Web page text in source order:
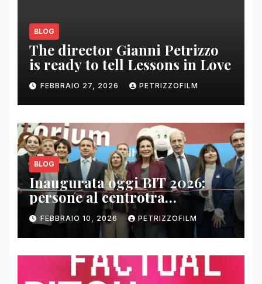
BLOG
The director Gianni Petrizzo
is ready to tell Lessons in Love
FEBBRAIO 27, 2026 PETRIZZOFILM
BLOG
Inaugurata oggi BIT 2026:
persone al centrotra
contenuti, relazioni e business
FEBBRAIO 10, 2026 PETRIZZOFILM